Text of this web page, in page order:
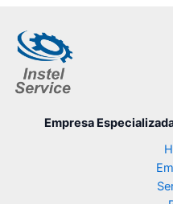
Empresa